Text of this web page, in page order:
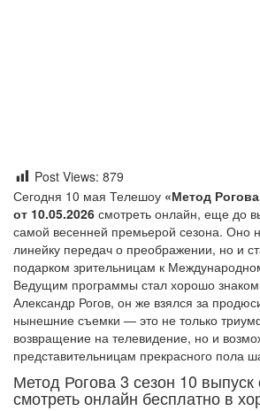
Post Views: 879
Сегодня 10 мая Телешоу «Метод
от 10.05.2026 смотреть онлайн, еще до
самой весенней премьерой сезона. Оно
линейку передач о преображении, но и
подарком зрительницам к
Ведущим программы стал хорошо
Александр Рогов, он же взялся за
нынешние съемки — это не только
возвращение на телевидение, но и
представительницам прекрасного пола
Метод Рогова 3 сезон 10 выпуск
смотреть онлайн бесплатно в